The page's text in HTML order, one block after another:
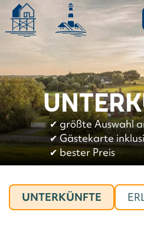
✔︎größte Auswahl
✔︎Gästekarte
✔︎ bester Preis
UNTERKÜNFTE